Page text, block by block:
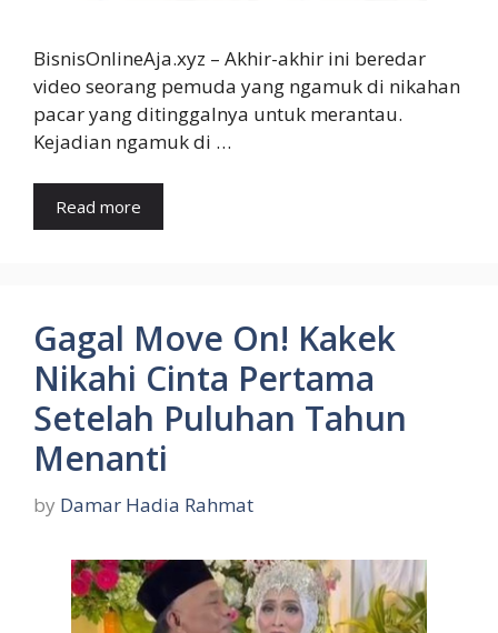
BisnisOnlineAja.xyz – Akhir-akhir ini beredar
video seorang pemuda yang ngamuk di nikahan
pacar yang ditinggalnya untuk merantau.
Kejadian ngamuk di …
Read more
Gagal Move On! Kakek
Nikahi Cinta Pertama
Setelah Puluhan Tahun
Menanti
by Damar Hadia Rahmat